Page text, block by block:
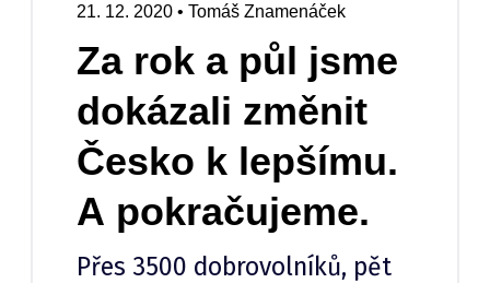
21. 12. 2020 • Tomáš Znamenáček
Za rok a půl jsme
dokázali změnit
Česko k lepšímu.
A pokračujeme.
Přes 3500 dobrovolníků, pět